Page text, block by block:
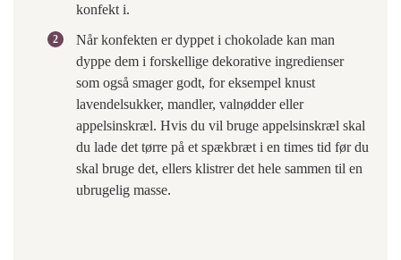
konfekt i.
Når konfekten er dyppet i chokolade kan man
dyppe dem i forskellige dekorative ingredienser
som også smager godt, for eksempel knust
lavendelsukker, mandler, valnødder eller
appelsinskræl. Hvis du vil bruge appelsinskræl skal
du lade det tørre på et spækbræt i en times tid før du
skal bruge det, ellers klistrer det hele sammen til en
ubrugelig masse.